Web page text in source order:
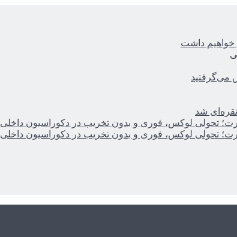
خواهیم داشت
می‌گرفتید
شد
تحولی لوکس، فوری و بدون تخریب در دکوراسیون داخلی
تحولی لوکس، فوری و بدون تخریب در دکوراسیون داخلی